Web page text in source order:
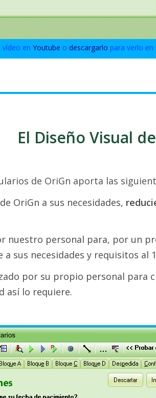
vídeo en Youtube o descargarlo para verlo
El Diseño Visual
de OriGn aporta las
OriGn a sus necesidades,
nuestro personal para, por un
sus necesidades y requisitos al
por su propio personal para
así lo requiere.